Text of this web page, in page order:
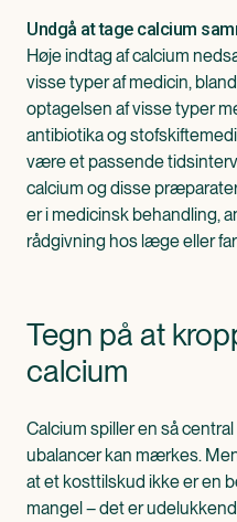
Undgå at tage calcium
Høje indtag af calcium
visse typer af medicin,
optagelsen af visse typer
antibiotika og
være et passende
calcium og disse
er i medicinsk behandling,
rådgivning hos læge eller
Tegn på at
calcium
Calcium spiller en så
ubalancer kan mærkes.
at et kosttilskud ikke er en
mangel – det er